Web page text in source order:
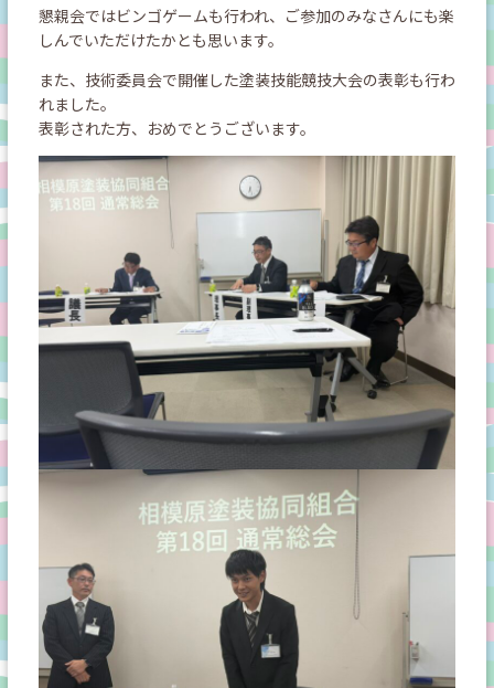
懇親会ではビンゴゲームも行われ、ご参加のみなさんにも楽
しんでいただけたかとも思います。
また、技術委員会で開催した塗装技能競技大会の表彰も行わ
れました。
表彰された方、おめでとうございます。